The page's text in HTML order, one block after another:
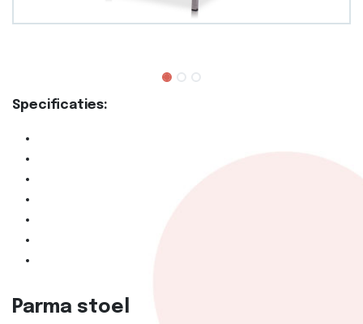
Specificaties:
Parma stoel